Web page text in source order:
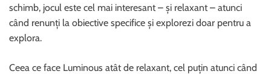
schimb, jocul este cel mai interesant – și relaxant – atunci
când renunți la obiective specifice și explorezi doar pentru a
explora.
Ceea ce face Luminous atât de relaxant, cel puțin atunci când